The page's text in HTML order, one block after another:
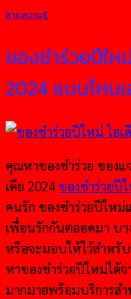
สาระความรู้
ของชำร่วยปีให
2024 แบบไหนเ
คุณหาของชำร่วย ของแ
เดีย 2024 ของชำร่วยปี
คนรัก ของชำร่วยปีให
เพื่อนรักกันตลอดมา บ
หรือจะมอบให้ไว้สำหรั
หาของชำร่วยปีใหม่ได้
มากมายพร้อมบริการส